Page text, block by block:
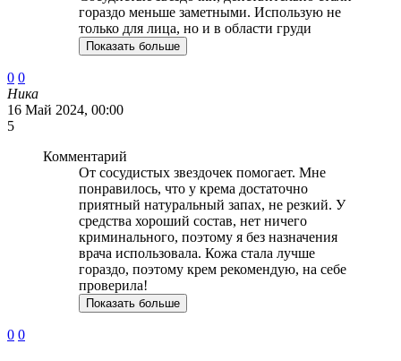
гораздо меньше заметными. Использую не
только для лица, но и в области груди
Показать больше
0 0
Ника
16 Май 2024, 00:00
5
Комментарий
От сосудистых звездочек помогает. Мне
понравилось, что у крема достаточно
приятный натуральный запах, не резкий. У
средства хороший состав, нет ничего
криминального, поэтому я без назначения
врача использовала. Кожа стала лучше
гораздо, поэтому крем рекомендую, на себе
проверила!
Показать больше
0 0